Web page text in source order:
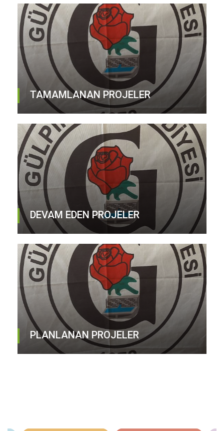
TAMAMLANAN PROJELER
DEVAM EDEN PROJELER
PLANLANAN PROJELER